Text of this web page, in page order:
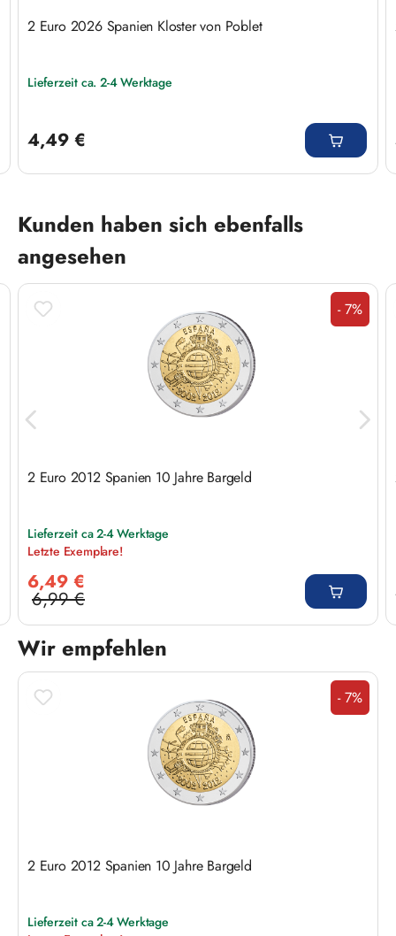
2 Euro 2026 Spanien Kloster von Poblet
Lieferzeit ca. 2-4 Werktage
4,49 €
Produktgalerie überspringen
Kunden haben sich ebenfalls
angesehen
Rabatt
- 7%
2 Euro 2012 Spanien 10 Jahre Bargeld
Lieferzeit ca 2-4 Werktage
Letzte Exemplare!
6,49 €
Regulärer Preis:
6,99 €
Wir empfehlen
Produktgalerie überspringen
Rabatt
- 7%
2 Euro 2012 Spanien 10 Jahre Bargeld
Lieferzeit ca 2-4 Werktage